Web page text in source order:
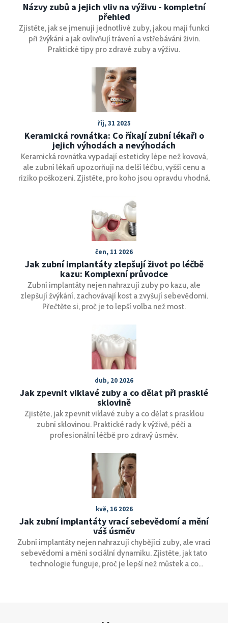
Názvy zubů a jejich vliv na výživu - kompletní
přehled
Zjistěte, jak se jmenují jednotlivé zuby, jakou mají funkci
při žvýkání a jak ovlivňují trávení a vstřebávání živin.
Praktické tipy pro zdravé zuby a výživu.
říj, 31 2025
Keramická rovnátka: Co říkají zubní lékaři o
jejich výhodách a nevýhodách
Keramická rovnátka vypadají esteticky lépe než kovová,
ale zubní lékaři upozorňují na delší léčbu, vyšší cenu a
riziko poškození. Zjistěte, pro koho jsou opravdu vhodná.
čen, 11 2026
Jak zubní implantáty zlepšují život po léčbě
kazu: Komplexní průvodce
Zubní implantáty nejen nahrazují zuby po kazu, ale
zlepšují žvýkání, zachovávají kost a zvyšují sebevědomí.
Přečtěte si, proč je to lepší volba než most.
dub, 20 2026
Jak zpevnit viklavé zuby a co dělat při prasklé
sklovině
Zjistěte, jak zpevnit viklavé zuby a co dělat s prasklou
zubní sklovinou. Praktické rady k výživě, péči a
profesionální léčbě pro zdravý úsměv.
kvě, 16 2026
Jak zubní implantáty vrací sebevědomí a mění
váš úsměv
Zubní implantáty nejen nahrazují chybějící zuby, ale vrací
sebevědomí a mění sociální dynamiku. Zjistěte, jak tato
technologie funguje, proč je lepší než můstek a co